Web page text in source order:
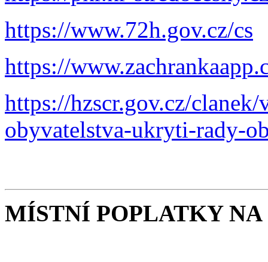
https://www.72h.gov.cz/cs
https://
https://hzscr.gov.cz/
obyvatelstva-ukryti-rady-
MÍSTNÍ POPLATKY NA